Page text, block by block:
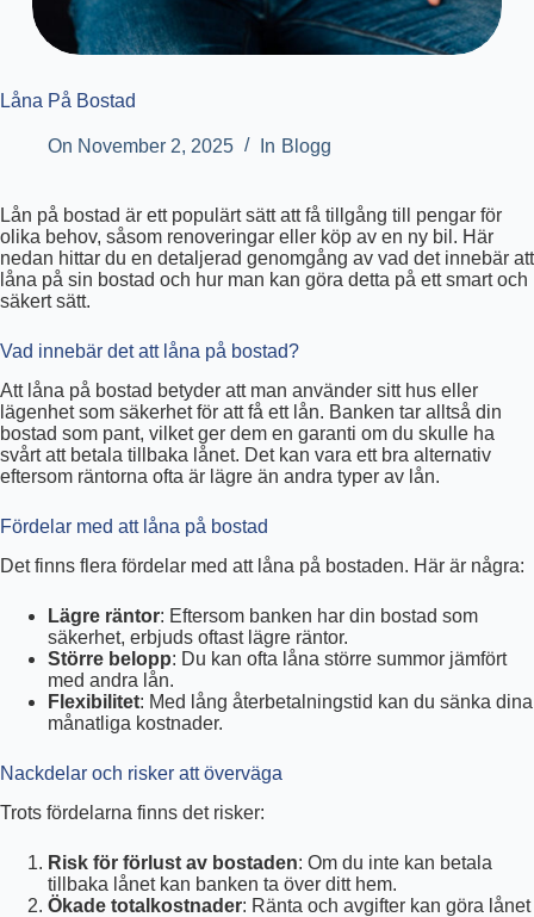
Låna På Bostad
On November 2, 2025 In Blogg
Lån på bostad är ett populärt sätt att få tillgång till pengar för
olika behov, såsom renoveringar eller köp av en ny bil. Här
nedan hittar du en detaljerad genomgång av vad det innebär att
låna på sin bostad och hur man kan göra detta på ett smart och
säkert sätt.
Vad innebär det att låna på bostad?
Att låna på bostad betyder att man använder sitt hus eller
lägenhet som säkerhet för att få ett lån. Banken tar alltså din
bostad som pant, vilket ger dem en garanti om du skulle ha
svårt att betala tillbaka lånet. Det kan vara ett bra alternativ
eftersom räntorna ofta är lägre än andra typer av lån.
Fördelar med att låna på bostad
Det finns flera fördelar med att låna på bostaden. Här är några:
Lägre räntor: Eftersom banken har din bostad som
säkerhet, erbjuds oftast lägre räntor.
Större belopp: Du kan ofta låna större summor jämfört
med andra lån.
Flexibilitet: Med lång återbetalningstid kan du sänka dina
månatliga kostnader.
Nackdelar och risker att överväga
Trots fördelarna finns det risker:
Risk för förlust av bostaden: Om du inte kan betala
tillbaka lånet kan banken ta över ditt hem.
Ökade totalkostnader: Ränta och avgifter kan göra lånet